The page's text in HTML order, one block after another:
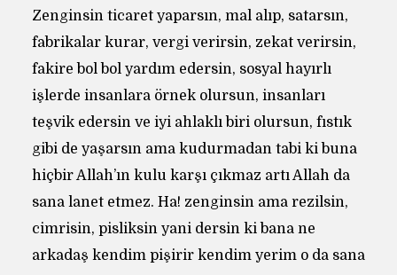
Zenginsin ticaret yaparsın, mal alıp, satarsın,
fabrikalar kurar, vergi verirsin, zekat verirsin,
fakire bol bol yardım edersin, sosyal hayırlı
işlerde insanlara örnek olursun, insanları
teşvik edersin ve iyi ahlaklı biri olursun, fıstık
gibi de yaşarsın ama kudurmadan tabi ki buna
hiçbir Allah’ın kulu karşı çıkmaz artı Allah da
sana lanet etmez. Ha! zenginsin ama rezilsin,
cimrisin, pisliksin yani dersin ki bana ne
arkadaş kendim pişirir kendim yerim o da sana